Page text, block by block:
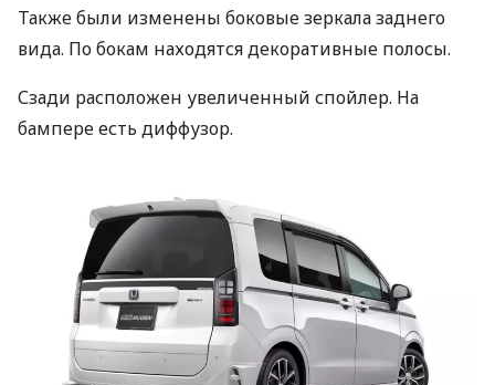
Также были изменены боковые зеркала заднего
вида. По бокам находятся декоративные полосы.
Сзади расположен увеличенный спойлер. На
бампере есть диффузор.